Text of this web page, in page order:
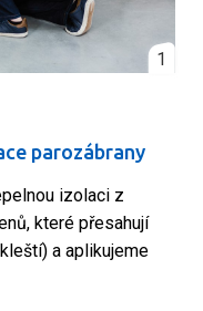
1
parozábrany
izolaci z
které přesahují
a aplikujeme